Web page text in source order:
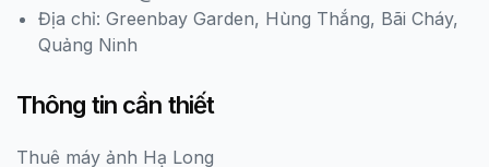
Địa chỉ: Greenbay Garden, Hùng Thắng, Bãi Cháy,
Quảng Ninh
Thông tin cần thiết
Thuê máy ảnh Hạ Long